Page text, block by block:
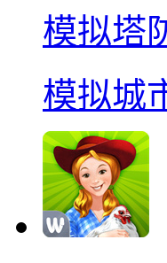
模拟塔
模拟城